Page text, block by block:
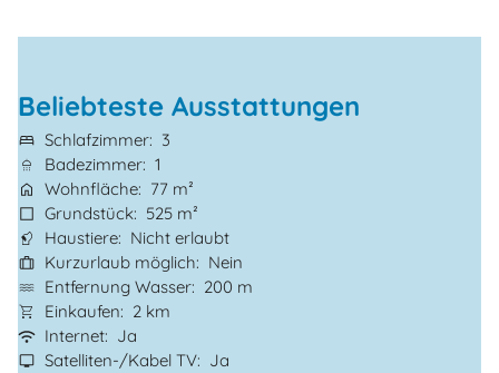
Beliebteste Ausstattungen
Schlafzimmer
3
Badezimmer 1
Wohnfläche
77 m²
Grundstück
525 m²
Haustiere
Nicht erlaubt
Kurzurlaub möglich
Nein
Entfernung Wasser
200 m
Einkaufen
2 km
Internet
Ja
Satelliten-/Kabel TV
Ja